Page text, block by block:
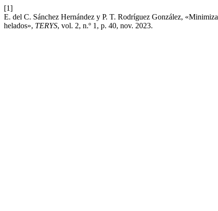
[1]
E. del C. Sánchez Hernández y P. T. Rodríguez González,
helados», TERYS, vol. 2, n.º 1, p. 40, nov. 2023.